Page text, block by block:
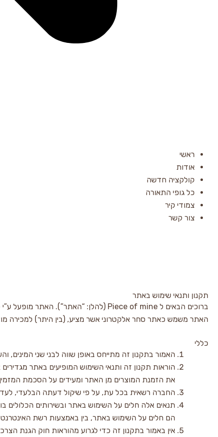
ראשי
אודות
קולקציה חדשה
כל גופי התאורה
צמודי קיר
צור קשר
תקנון ותנאי שימוש באתר
ברוכים הבאים ל Piece of mine (להלן: “האתר”). האתר מופעל ע”י טלי צלניק (להלן: “הנהלת האתר” או “החברה”).
האתר משמש כאתר סחר אלקטרוני אשר מציע, (בין היתר) למכירה
כללי
האמור בתקנון זה מתייחס באופן שווה לבני שני המינים,
הוראות תקנון זה ותנאי השימוש המופיעים באתר
את הזמנת המוצרים מן האתר ומעידים על הסכמת
החברה רשאית בכל עת, על פי שיקול דעתה הבלעדי,
תנאים אלה חלים על השימוש באתר ובשירותים הכלולים
הם חלים על השימוש באתר, בין באמצעות רשת
אין באמור בתקנון זה כדי לגרוע מהוראות חוק הגנת הצרכן, התשמ”א-1981 (להלן: “חוק הגנת הצרכן”) והתקנות אשר הותקנו